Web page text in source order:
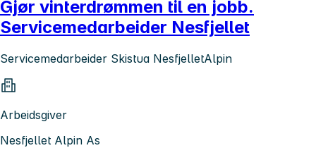
Gjør vinterdrømmen til en jobb.
Servicemedarbeider Nesfjellet
Servicemedarbeider Skistua NesfjelletAlpin
Arbeidsgiver
Nesfjellet Alpin As